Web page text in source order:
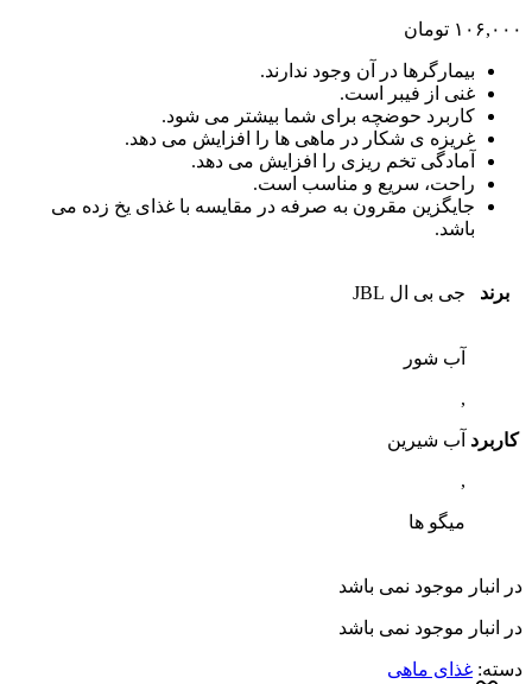
۱۰۶,۰۰۰ تومان
بیمارگرها در آن وجود ندارند.
غنی از فیبر است.
کاربرد حوضچه برای شما بیشتر می شود.
غریزه ی شکار در ماهی ها را افزایش می دهد.
آمادگی تخم ریزی را افزایش می دهد.
راحت، سریع و مناسب است.
جایگزین مقرون به صرفه در مقایسه با غذای یخ زده می
باشد.
برند جی بی ال JBL
کاربرد
آب شور
,
آب شیرین
,
میگو ها
در انبار موجود نمی باشد
در انبار موجود نمی باشد
دسته: غذای ماهی